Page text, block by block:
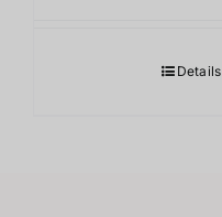
Details